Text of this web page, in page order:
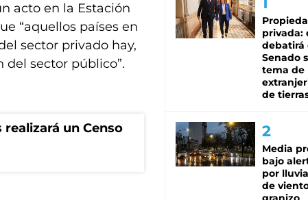
acto en la Estación
“aquellos países en
sector privado hay,
del sector público”.
un Censo
privada:
debatirá
Senado
tema de
de
Media
bajo
por
de